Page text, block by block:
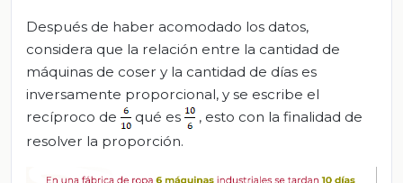
Después de haber acomodado los datos,
considera que la relación entre la cantidad de
máquinas de coser y la cantidad de días es
inversamente proporcional, y se escribe el
recíproco de
qué es
, esto con la finalidad de
resolver la proporción.